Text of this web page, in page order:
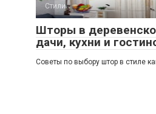
Стили
Шторы в
дачи, кухни и
Советы по выбору штор в стиле